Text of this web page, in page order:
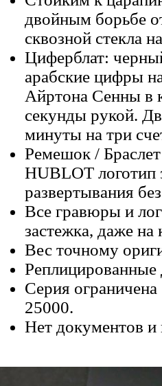
двойным борьбе
сквозной стекла
Циферблат:
арабские цифры
Айртона Сенны в
секунды рукой.
минуты на три
Ремешок /
HUBLOT логотип
развертывания
Все гравюры и
застежка, даже на
Вес точному
Реплицированные
Серия
25000.
Нет документов и